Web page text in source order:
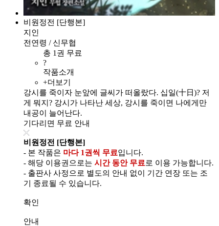
비원정전 [단행본]
지인
전연령 / 신무협
총 1권 무료
?
작품소개
+더보기
강시를 죽이자 눈앞에 글씨가 떠올랐다. 십일(十日)? 저
게 뭐지? 강시가 나타난 세상, 강시를 죽이면 나에게만
내공이 늘어난다.
기다리면 무료 안내
비원정전 [단행본]
- 본 작품은 마다 1권씩 무료입니다.
- 해당 이용권으로는 시간 동안 무료 로 이용 가능합니다.
- 출판사 사정으로 별도의 안내 없이 기간 연장 또는 조
기 종료될 수 있습니다.
확인
안내